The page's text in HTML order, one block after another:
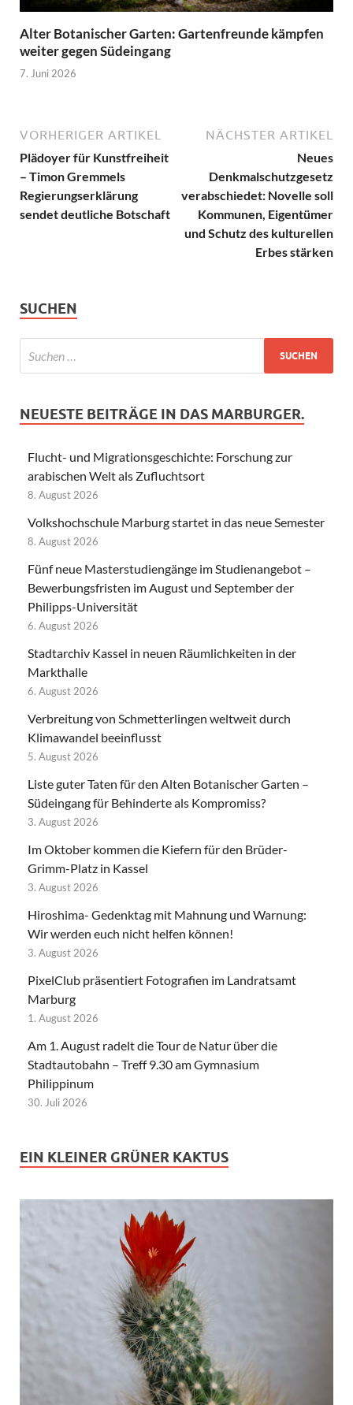
Alter Botanischer Garten: Gartenfreunde kämpfen
weiter gegen Südeingang
7. Juni 2026
VORHERIGER ARTIKEL
Plädoyer für Kunstfreiheit
– Timon Gremmels
Regierungserklärung
sendet deutliche Botschaft
NÄCHSTER ARTIKEL
Neues
Denkmalschutzgesetz
verabschiedet: Novelle soll
Kommunen, Eigentümer
und Schutz des kulturellen
Erbes stärken
SUCHEN
NEUESTE BEITRÄGE IN DAS MARBURGER.
Flucht- und Migrationsgeschichte: Forschung zur
arabischen Welt als Zufluchtsort
8. August 2026
Volkshochschule Marburg startet in das neue Semester
8. August 2026
Fünf neue Masterstudiengänge im Studienangebot –
Bewerbungsfristen im August und September der
Philipps-Universität
6. August 2026
Stadtarchiv Kassel in neuen Räumlichkeiten in der
Markthalle
6. August 2026
Verbreitung von Schmetterlingen weltweit durch
Klimawandel beeinflusst
5. August 2026
Liste guter Taten für den Alten Botanischer Garten –
Südeingang für Behinderte als Kompromiss?
3. August 2026
Im Oktober kommen die Kiefern für den Brüder-
Grimm-Platz in Kassel
3. August 2026
Hiroshima- Gedenktag mit Mahnung und Warnung:
Wir werden euch nicht helfen können!
3. August 2026
PixelClub präsentiert Fotografien im Landratsamt
Marburg
1. August 2026
Am 1. August radelt die Tour de Natur über die
Stadtautobahn – Treff 9.30 am Gymnasium
Philippinum
30. Juli 2026
EIN KLEINER GRÜNER KAKTUS